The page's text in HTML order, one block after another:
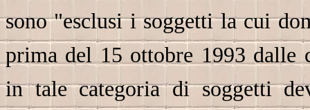
sono "esclusi i soggetti la cui
prima del 15 ottobre 1993 dalle
in tale categoria di soggetti